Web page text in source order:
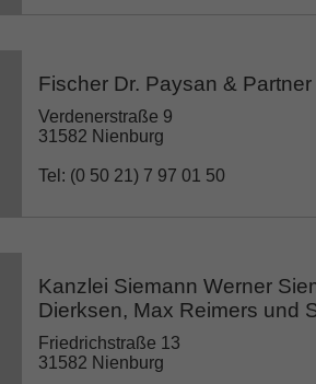
Fischer Dr. Paysan & Partner
Verdenerstraße 9
31582 Nienburg
Tel: (0 50 21) 7 97 01 50
Kanzlei Siemann Werner
Dierksen, Max Reimers und
Friedrichstraße 13
31582 Nienburg